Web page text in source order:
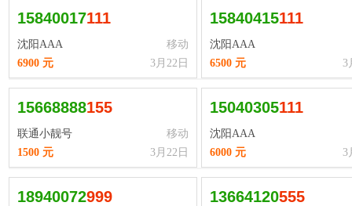
15840017111
沈阳AAA
移动
3月22日
6900 元
15840415111
沈阳AAA
3
6500 元
15668888155
联通小靓号
移动
3月22日
1500 元
15040305111
沈阳AAA
3
6000 元
18940072999 13664120555